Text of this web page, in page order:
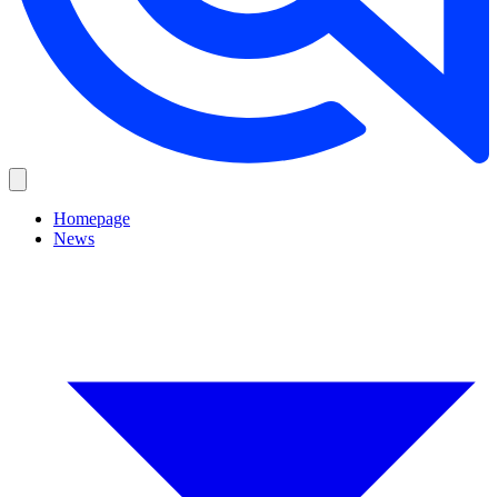
Homepage
News